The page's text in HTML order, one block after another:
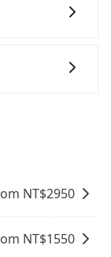
使用tripool並
轉乘與等車
在開樂透一
來說就有不
的專車服務
慣。
費的承諾，讓
不少，是不是
年內新車，司
這不僅體現
，意味著使
情況比同行更
價格越優，且
價不同，旅
您想要更便
提供的包車
NT$2950
NT$1550